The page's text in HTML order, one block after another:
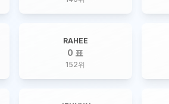
RAHEE
0 표
152위